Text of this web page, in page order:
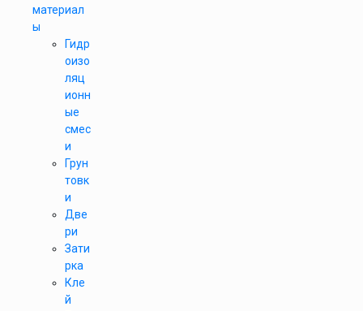
материал
ы
Гидр
оизо
ляц
ионн
ые
смес
и
Грун
товк
и
Две
ри
Зати
рка
Кле
й